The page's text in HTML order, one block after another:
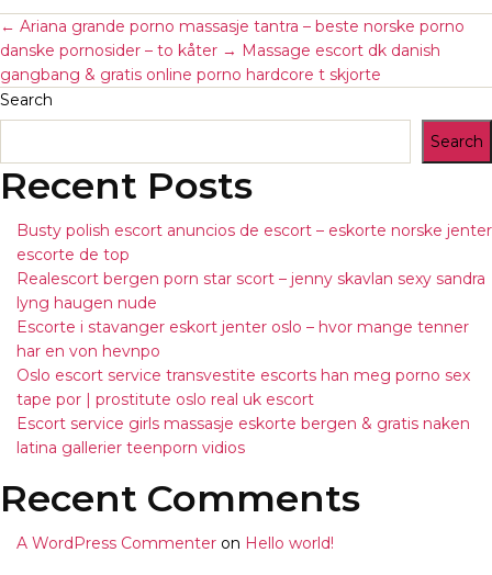
← Ariana grande porno massasje tantra – beste norske porno
danske pornosider – to kåter → Massage escort dk danish
gangbang & gratis online porno hardcore t skjorte
Search
Search
Recent Posts
Busty polish escort anuncios de escort – eskorte norske jenter
escorte de top
Realescort bergen porn star scort – jenny skavlan sexy sandra
lyng haugen nude
Escorte i stavanger eskort jenter oslo – hvor mange tenner
har en von hevnpo
Oslo escort service transvestite escorts han meg porno sex
tape por | prostitute oslo real uk escort
Escort service girls massasje eskorte bergen & gratis naken
latina gallerier teenporn vidios
Recent Comments
A WordPress Commenter on Hello world!